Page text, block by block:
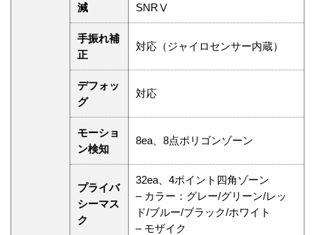
減
SNRⅤ
手振れ補
正
対応（ジャイロセンサー内蔵）
デフォッ
グ
対応
モーショ
ン検知
8ea、8点ポリゴンゾーン
プライバ
シーマス
ク
32ea、4ポイント四角ゾーン
– カラー：グレー/グリーン/レッ
ド/ブルー/ブラック/ホワイト
– モザイク